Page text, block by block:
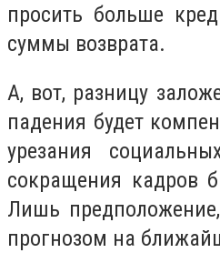
просить больше
суммы возврата.
А, вот, разницу
падения будет
урезания
сокращения кадров
Лишь
прогнозом на